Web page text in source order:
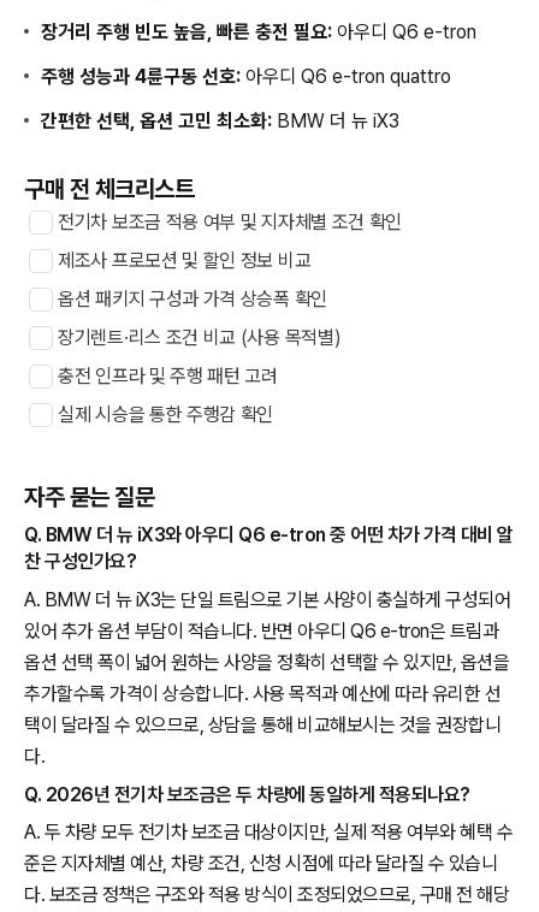
장거리 주행 빈도 높음, 빠른 충전 필요: 아우디 Q6 e-tron
주행 성능과 4륜구동 선호: 아우디 Q6 e-tron quattro
간편한 선택, 옵션 고민 최소화: BMW 더 뉴 iX3
구매 전 체크리스트
전기차 보조금 적용 여부 및 지자체별 조건 확인
제조사 프로모션 및 할인 정보 비교
옵션 패키지 구성과 가격 상승폭 확인
장기렌트·리스 조건 비교 (사용 목적별)
충전 인프라 및 주행 패턴 고려
실제 시승을 통한 주행감 확인
자주 묻는 질문
Q. BMW 더 뉴 iX3와 아우디 Q6 e-tron 중 어떤 차가 가격 대비 알
찬 구성인가요?
A. BMW 더 뉴 iX3는 단일 트림으로 기본 사양이 충실하게 구성되어
있어 추가 옵션 부담이 적습니다. 반면 아우디 Q6 e-tron은 트림과
옵션 선택 폭이 넓어 원하는 사양을 정확히 선택할 수 있지만, 옵션을
추가할수록 가격이 상승합니다. 사용 목적과 예산에 따라 유리한 선
택이 달라질 수 있으므로, 상담을 통해 비교해보시는 것을 권장합니
다.
Q. 2026년 전기차 보조금은 두 차량에 동일하게 적용되나요?
A. 두 차량 모두 전기차 보조금 대상이지만, 실제 적용 여부와 혜택 수
준은 지자체별 예산, 차량 조건, 신청 시점에 따라 달라질 수 있습니
다. 보조금 정책은 구조와 적용 방식이 조정되었으므로, 구매 전 해당